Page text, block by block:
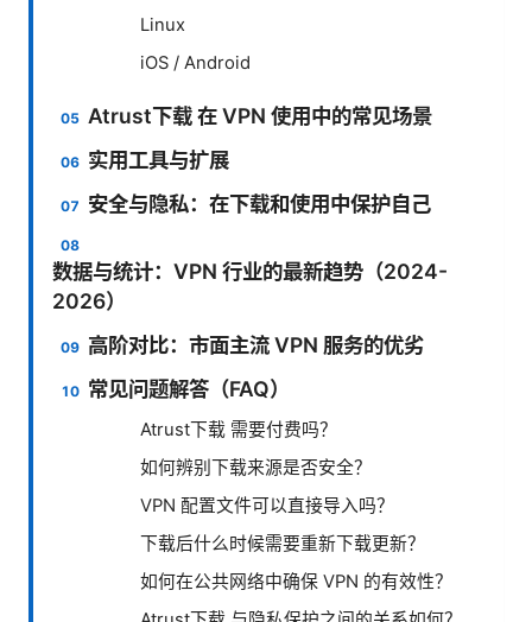
Linux
iOS / Android
Atrust下载 在 VPN 使用中的常见场景
实用工具与扩展
安全与隐私：在下载和使用中保护自己
数据与统计：VPN 行业的最新趋势（2024-
2026）
高阶对比：市面主流 VPN 服务的优劣
常见问题解答（FAQ）
Atrust下载 需要付费吗？
如何辨别下载来源是否安全？
VPN 配置文件可以直接导入吗？
下载后什么时候需要重新下载更新？
如何在公共网络中确保 VPN 的有效性？